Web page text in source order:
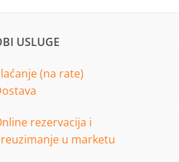
USLUGE
(na rate)
rezervacija i
u marketu